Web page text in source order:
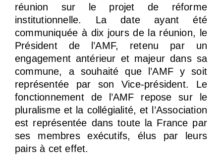
réunion sur le projet de réforme
institutionnelle. La date ayant été
communiquée à dix jours de la réunion, le
Président de l’AMF, retenu par un
engagement antérieur et majeur dans sa
commune, a souhaité que l’AMF y soit
représentée par son Vice-président. Le
fonctionnement de l’AMF repose sur le
pluralisme et la collégialité, et l’Association
est représentée dans toute la France par
ses membres exécutifs, élus par leurs
pairs à cet effet.